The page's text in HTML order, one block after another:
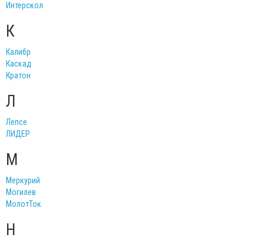
Интерскол
К
Калибр
Каскад
Кратон
Л
Лепсе
ЛИДЕР
М
Меркурий
Могилев
МолотТок
Н